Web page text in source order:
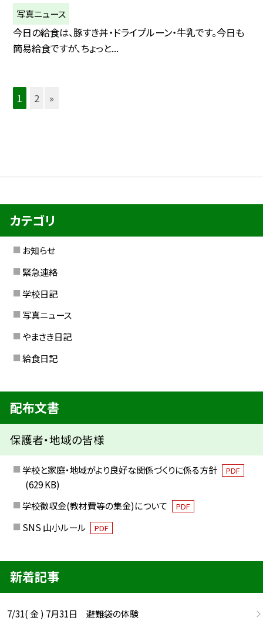
写真ニュース
今日の給食は、豚すき丼・ドライプルーン・牛乳です。今日も
簡易給食ですが、ちょっと...
1 2 »
カテゴリ
お知らせ
緊急連絡
学校日記
写真ニュース
やまさき日記
給食日記
配布文書
保護者・地域の皆様
学校と家庭・地域がより良好な関係づくりに係る方針 PDF
(629 KB)
学校徴収金(教材費等の集金)について
PDF
SNS 山小ルール PDF
新着記事
7/31( 金 ) 7月31日 避難袋の体験